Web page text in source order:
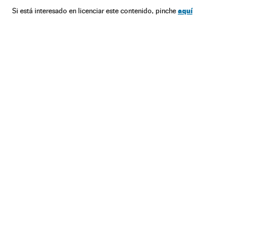
Regime penitenciário América do Sul América Latina
Si está interesado en licenciar este contenido, pinche aquí